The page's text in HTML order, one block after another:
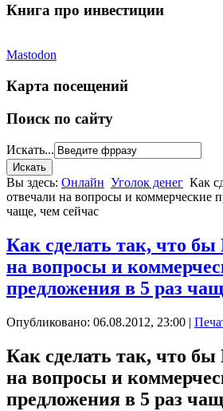
Книга про инвестиции
Mastodon
Карта посещений
Поиск по сайту
Искать...
Вы здесь: Онлайн Уголок денег Как
отвечали на вопросы и коммерческие
чаще, чем сейчас
Как сделать так, что
на вопросы и
предложения в 5 раз
Опубликовано: 06.08.2012, 23:00 |
Как сделать так, что
на вопросы и
предложения в 5 раз